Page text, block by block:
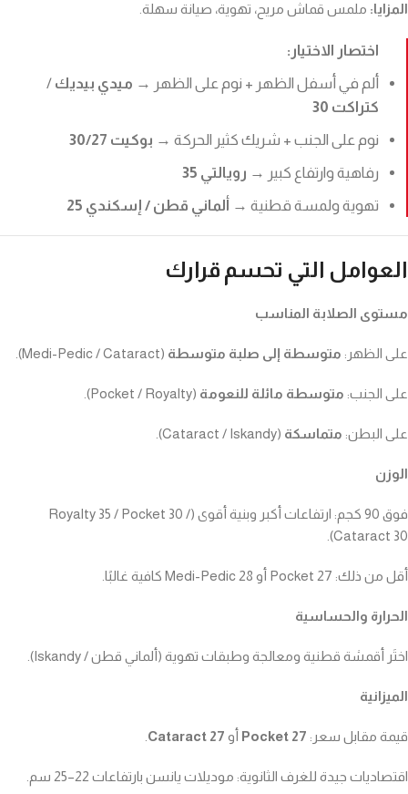
المزايا: ملمس قماش مريح، تهوية، صيانة سهلة.
اختصار الاختيار:
ألم في أسفل الظهر + نوم على الظهر → ميدي بيديك /
كتراكت 30
نوم على الجنب + شريك كثير الحركة → بوكيت 30/27
رفاهية وارتفاع كبير → رويالتي 35
تهوية ولمسة قطنية →
ألماني قطن / إسكندي 25
العوامل التي تحسم قرارك
مستوى الصلابة المناسب
على الظهر: متوسطة إلى صلبة متوسطة (Medi-Pedic / Cataract).
على الجنب: متوسطة مائلة للنعومة (Pocket / Royalty).
على البطن: متماسكة (Cataract / Iskandy).
الوزن
فوق 90 كجم: ارتفاعات أكبر وبنية أقوى (Royalty 35 / Pocket 30 /
Cataract 30).
أقل من ذلك: Pocket 27 أو Medi-Pedic 28 كافية غالبًا.
الحرارة والحساسية
اختَر أقمشة قطنية ومعالجة وطبقات تهوية (ألماني قطن / Iskandy).
الميزانية
قيمة مقابل سعر: Pocket 27 أو Cataract 27
اقتصاديات جيدة للغرف الثانوية: موديلات يانسن بارتفاعات 22–25 سم.